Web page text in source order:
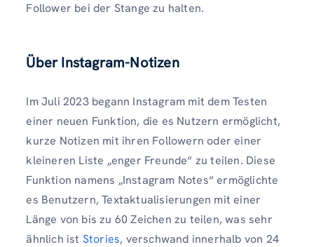
Follower bei der Stange zu halten.
Über Instagram-Notizen
Im Juli 2023 begann Instagram mit dem Testen
einer neuen Funktion, die es Nutzern ermöglicht,
kurze Notizen mit ihren Followern oder einer
kleineren Liste „enger Freunde“ zu teilen. Diese
Funktion namens „Instagram Notes“ ermöglichte
es Benutzern, Textaktualisierungen mit einer
Länge von bis zu 60 Zeichen zu teilen, was sehr
ähnlich ist Stories, verschwand innerhalb von 24